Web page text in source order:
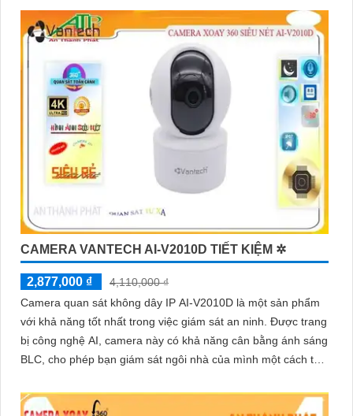
Vantech... Đảm bảo rằng bạn chọn sản phẩm phù hợp với nhu
cầu sử dụng của mình và có đủ tính năng cần thiết như hỗ trợ
độ phân giải cao, tính năng ghi hình liên tục/định tuyến, khả
năng sao lưu dữ liệu dễ dàng.
Nhờ vào việc sử dụng đầu ghi camera hỗ trợ 8 ổ cứng, bạn sẽ
có thể giám sát tốt hơn và bảo vệ tài sản của mình một cách
hiệu quả và an toàn. Hãy lựa chọn sản phẩm phù hợp và đáng
tin cậy để Hoàn toàn tin cậy an ninh cho gia đình và công việc
của bạn!
CAMERA VANTECH AI-V2010D TIẾT KIỆM ✲
2,877,000 ₫
4,110,000 ₫
Camera quan sát không dây IP AI-V2010D là một sản phẩm
với khả năng tốt nhất trong việc giám sát an ninh. Được trang
bị công nghệ AI, camera này có khả năng cân bằng ánh sáng
BLC, cho phép bạn giám sát ngôi nhà của mình một cách tốt